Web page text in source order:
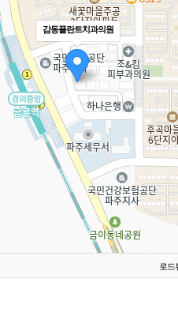
감동플란트치과의원
로드